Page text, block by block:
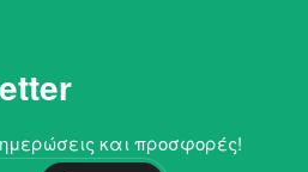
και προσφορές!